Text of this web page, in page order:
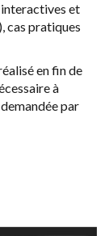
et
cas pratiques
en fin de
à
par